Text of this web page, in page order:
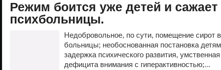
Режим боится уже детей и сажает
психбольницы.
Недобровольное, по сути, помещение сирот
больницы; необоснованная постановка
задержка психического развития,
дефицита внимания с гиперактивностью;...